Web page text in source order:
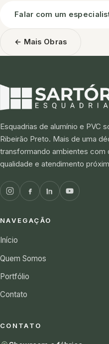
Falar com um
← Mais Obras
Esquadrias de alumínio e PVC
Ribeirão Preto. Mais de uma
transformando ambientes com
qualidade e atendimento
NAVEGAÇÃO
Início
Quem Somos
Portfólio
Contato
CONTATO